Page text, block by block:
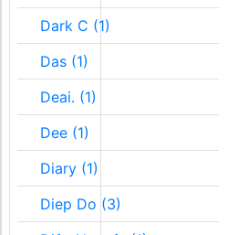
Dark C (1)
Das (1)
Deai. (1)
Dee (1)
Diary (1)
Diep Do (3)